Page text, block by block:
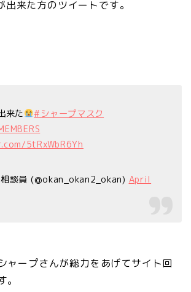
来た方のツイートです。
来た
#シャープマスク
5tRxWbR6Yh
談員 (@okan_okan2_okan) April
ャープさんが総力をあげてサイト回